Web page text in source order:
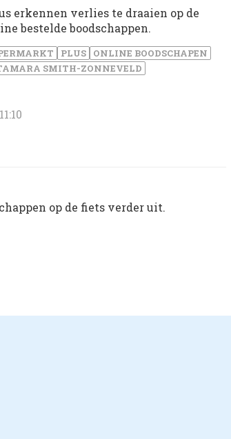
erkennen verlies te draaien op de
bestelde boodschappen.
PLUS
ONLINE BOODSCHAPEN
SMITH-ZONNEVELD
op de fiets verder uit.